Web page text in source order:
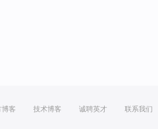
博客 技术博客 诚聘英才 联系我们